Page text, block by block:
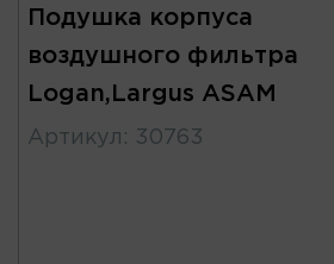
Подушка корпуса
воздушного фильтра
Logan,Largus ASAM
Артикул : 30763